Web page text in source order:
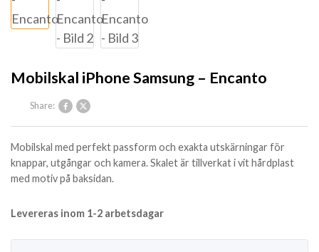
Mobilskal iPhone Samsung – Encanto
Share:
Mobilskal med perfekt passform och exakta utskärningar för
knappar, utgångar och kamera. Skalet är tillverkat i vit hårdplast
med motiv på baksidan.
Levereras inom 1-2 arbetsdagar